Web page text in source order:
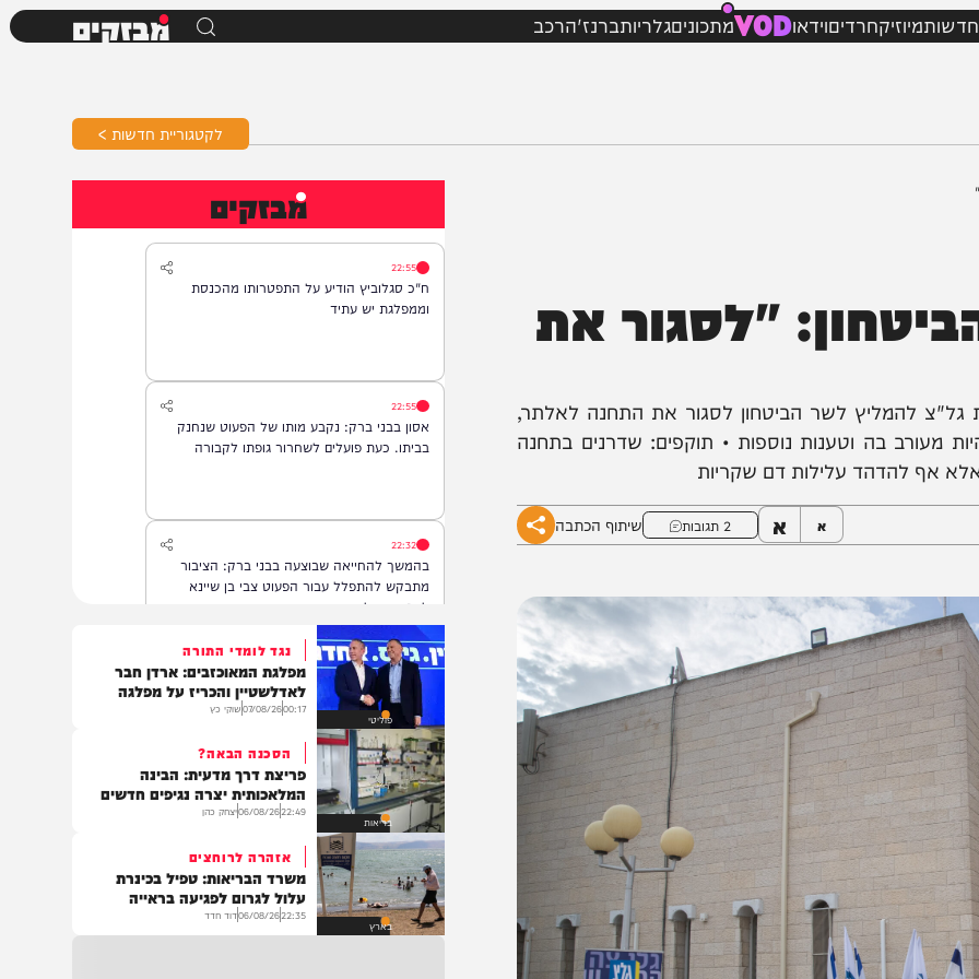
מיוזיקחרדיםוידאוVODמתכוניםגלריותברנז'הרכב מבזקים
לקטגוריית חדשות >
"לסגור את
להמליץ לשר הביטחון לסגור את התחנה לאלתר,
בה וטענות נוספות • תוקפים: שדרנים בתחנה
א
מבזקים
22:55
ח"כ סגלוביץ הודיע על התפטרותו מהכנסת
22:55
אסון בבני ברק: נקבע מותו של הפעוט שנחנק
22:32
בהמשך להחייאה שבוצעה בבני ברק: הציבור
לרפואה שלמה
21:32
בין הזמנים: שלושה בחורי ישיבות חולצו
מהכינרת לאחר שנסחפו לעומק האגם, בחוף
בלתי מוכרז כשהם על גבי אביזר ציפה.
21:31
בני ברק: חובשים ופראמדיקים של ארגון הצלה
מבצעים פעולות החייאה על תינוק כבן שנה וחצי
לאחר שנחנק משקית.
פוליטי
נגד לומדי התורה
מפלגת המאוכזבים: ארדן חבר
לאדלשטיין והכריז על מפלגה
00:17
07/08/26שוקי כץ
בריאות
הסכנה הבאה?
פריצת דרך מדעית: הבינה
המלאכותית יצרה נגיפים חדשים
22:49
06/08/26יצחק כהן
אזהרה לרוחצים
משרד הבריאות: טפיל בכינרת